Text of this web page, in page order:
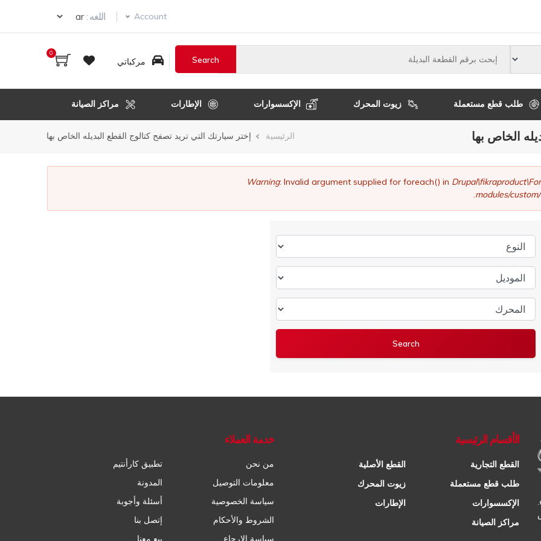
Account اللغه :
مركباتي
0
طلب قطع مستعملة زيوت المحرك الإكسسوارات الإطارات مراكز الصيانة
الخاص بها
مسار
التنقل
الرئيسية إختر سيارتك التي تريد تصفح كتالوج القطع البديله الخاص بها
Warning: Invalid argument supplied for foreach() in
modules/
النوع
الموديل
المحرك
الأقسام الرئيسية
القطع التجارية
القطع الأصلية
طلب قطع مستعملة
زيوت المحرك
الإكسسوارات
الإطارات
مراكز الصيانة
خدمة العملاء
من نحن
تطبيق كارأنتيم
معلومات التوصيل
المدونة
سياسة الخصوصية
أسئلة وأجوبة
الشروط والأحكام
إتصل بنا
سياسة الإرجاع
بيع معنا